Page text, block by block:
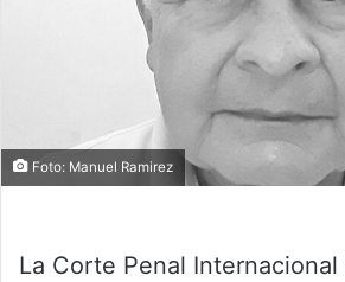
Foto: Manuel Ramirez
La Corte Penal Internacional